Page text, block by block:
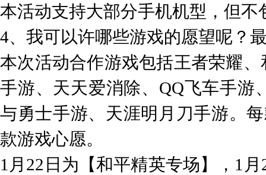
本活动支持大部分手机机型，但不
4、我可以许哪些游戏的愿望呢？
本次活动合作游戏包括王者荣耀
手游、天天爱消除、QQ飞车手游
与勇士手游、天涯明月刀手游。
款游戏心愿。
1月22日为【和平精英专场】，1